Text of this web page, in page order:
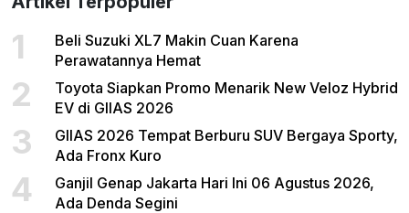
1
Beli Suzuki XL7 Makin Cuan Karena
Perawatannya Hemat
2
Toyota Siapkan Promo Menarik New Veloz Hybrid
EV di GIIAS 2026
3
GIIAS 2026 Tempat Berburu SUV Bergaya Sporty,
Ada Fronx Kuro
4
Ganjil Genap Jakarta Hari Ini 06 Agustus 2026,
Ada Denda Segini